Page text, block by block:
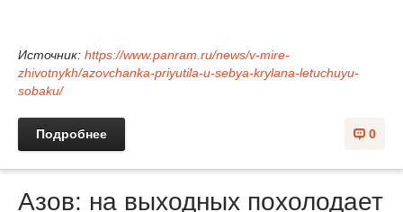
Источник: https://www.panram.ru/news/v-mire-
zhivotnykh/azovchanka-priyutila-u-sebya-krylana-letuchuyu-
sobaku/
0
Подробнее
Азов: на выходных похолодает